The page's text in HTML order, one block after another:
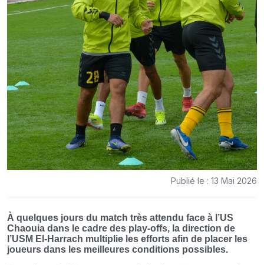
Publié le : 13 Mai 2026
À quelques jours du match très attendu face à l’US
Chaouia dans le cadre des play-offs, la direction de
l’USM El-Harrach multiplie les efforts afin de placer les
joueurs dans les meilleures conditions possibles.